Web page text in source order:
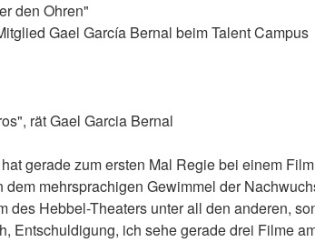
den Ohren"
Gael García Bernal beim Talent Campus
rät Gael Garcia Bernal
gerade zum ersten Mal Regie bei einem
dem mehrsprachigen Gewimmel der
des Hebbel-Theaters unter all den anderen,
Entschuldigung, ich sehe gerade drei Filme